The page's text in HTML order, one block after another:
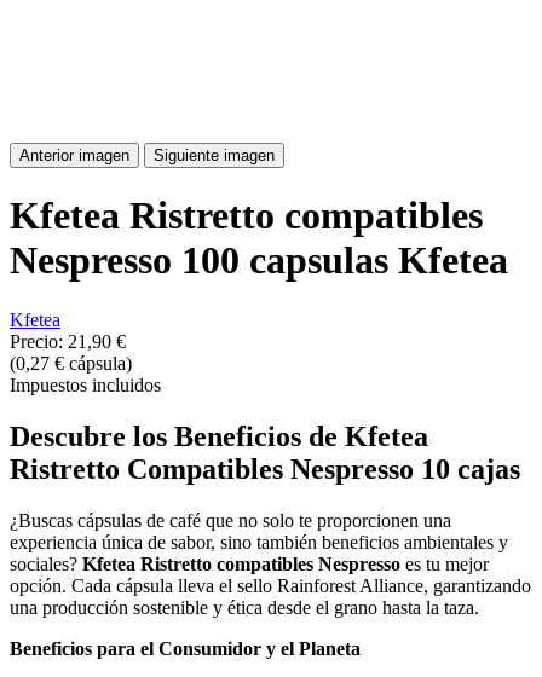
Anterior imagen Siguiente imagen
Kfetea Ristretto compatibles
Nespresso 100 capsulas Kfetea
Kfetea
Precio: 21,90 €
(0,27 € cápsula)
Impuestos incluidos
Descubre los Beneficios de Kfetea
Ristretto Compatibles Nespresso 10 cajas
¿Buscas cápsulas de café que no solo te proporcionen una
experiencia única de sabor, sino también beneficios ambientales y
sociales? Kfetea Ristretto compatibles Nespresso es tu mejor
opción. Cada cápsula lleva el sello Rainforest Alliance, garantizando
una producción sostenible y ética desde el grano hasta la taza.
Beneficios para el Consumidor y el Planeta